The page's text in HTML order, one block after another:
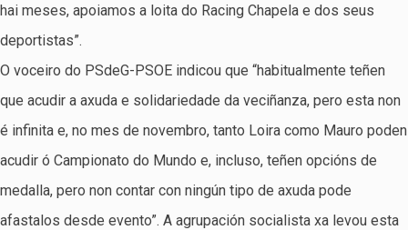
hai meses, apoiamos a loita do Racing Chapela e dos seus
deportistas”.
O voceiro do PSdeG-PSOE indicou que “habitualmente teñen
que acudir a axuda e solidariedade da veciñanza, pero esta non
é infinita e, no mes de novembro, tanto Loira como Mauro poden
acudir ó Campionato do Mundo e, incluso, teñen opcións de
medalla, pero non contar con ningún tipo de axuda pode
afastalos desde evento”. A agrupación socialista xa levou esta